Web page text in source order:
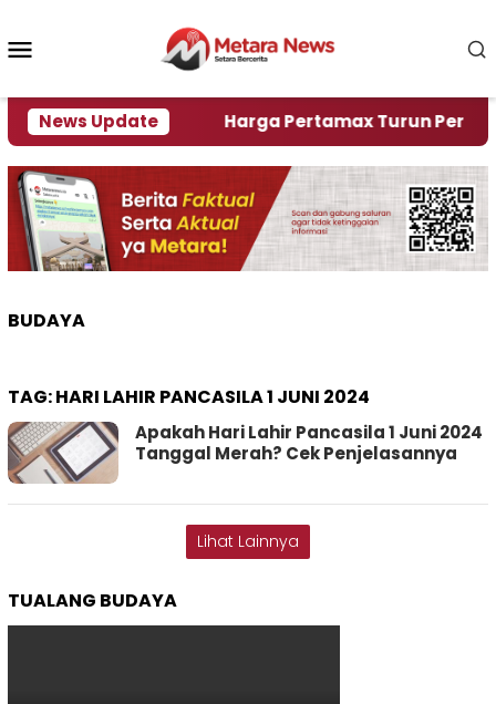
konten
News Update
Krisi Air Harga Pertamax Turun Per Hari Ini,
BUDAYA
TAG:HARI LAHIR PANCASILA 1 JUNI 2024
Apakah Hari Lahir Pancasila 1 Juni 2024
Tanggal Merah? Cek Penjelasannya
Lihat Lainnya
TUALANG BUDAYA